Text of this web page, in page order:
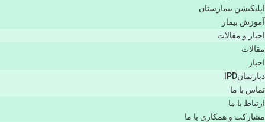
اپليكيشن بيمارستان
آموزش بیمار
اخبار و مقالات
مقالات
اخبار
دپارتمانIPD
تماس با ما
ارتباط با ما
مشاركت و همكاری با ما